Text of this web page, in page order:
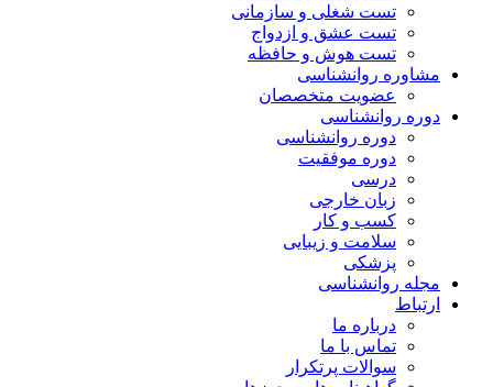
تست شغلی و سازمانی
تست عشق و ازدواج
تست هوش و حافظه
مشاوره روانشناسی
عضویت متخصصان
دوره روانشناسی
دوره روانشناسی
دوره موفقیت
درسی
زبان خارجی
کسب و کار
سلامت و زیبایی
پزشکی
مجله روانشناسی
ارتباط
درباره ما
تماس با ما
سوالات پرتکرار